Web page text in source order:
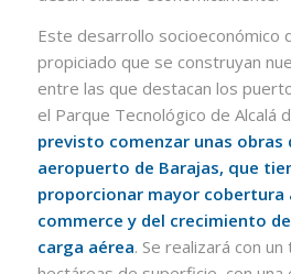
Este desarrollo socioeconómico
propiciado que se construyan
entre las que destacan los
el Parque Tecnológico de Alcalá
previsto comenzar unas obras
aeropuerto de Barajas, que
proporcionar mayor cobertura
commerce y del crecimiento
carga aérea. Se realizará con